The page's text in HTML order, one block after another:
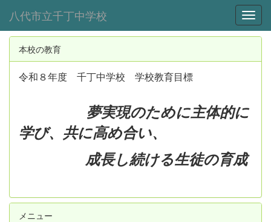
八代市立千丁中学校
本校の教育
令和８年度 千丁中学校 学校教育目標
夢実現のために主体的に
学び、共に高め合い、
成長し続ける生徒の育成
メニュー